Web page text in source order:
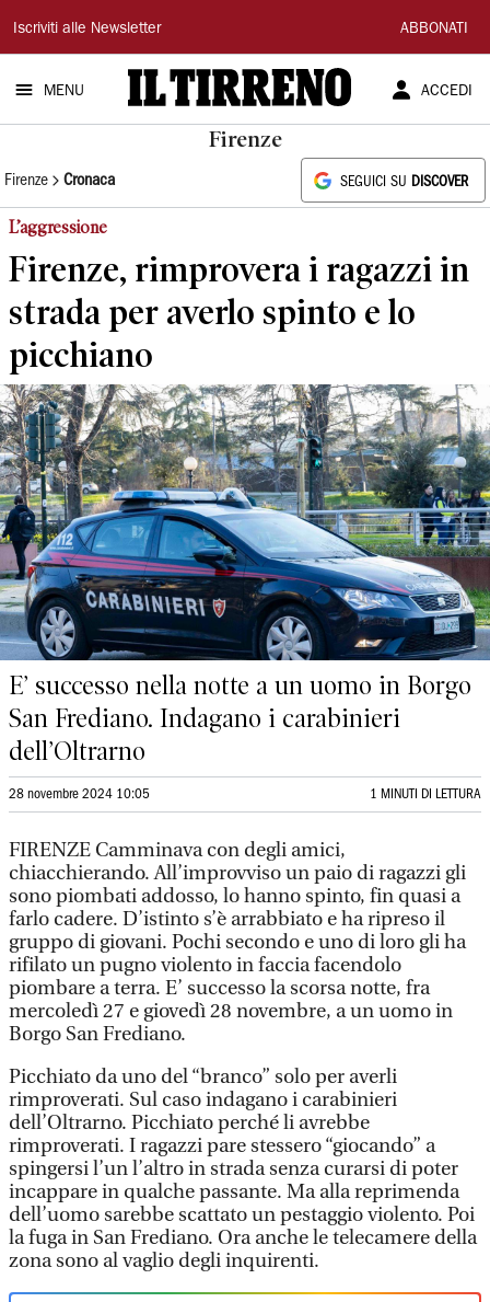
Il
Tirreno
Iscriviti alle Newsletter ABBONATI
MENU ACCEDI
Firenze
Firenze Cronaca SEGUICI SU DISCOVER
L’aggressione
Firenze, rimprovera i ragazzi in
strada per averlo spinto e lo
picchiano
E’ successo nella notte a un uomo in Borgo
San Frediano. Indagano i carabinieri
dell’Oltrarno
28 novembre 2024 10:05 1 MINUTI DI LETTURA
FIRENZE Camminava con degli amici,
chiacchierando. All’improvviso un paio di ragazzi gli
sono piombati addosso, lo hanno spinto, fin quasi a
farlo cadere. D’istinto s’è arrabbiato e ha ripreso il
gruppo di giovani. Pochi secondo e uno di loro gli ha
rifilato un pugno violento in faccia facendolo
piombare a terra. E’ successo la scorsa notte, fra
mercoledì 27 e giovedì 28 novembre, a un uomo in
Borgo San Frediano.
Picchiato da uno del “branco” solo per averli
rimproverati. Sul caso indagano i carabinieri
dell’Oltrarno. Picchiato perché li avrebbe
rimproverati. I ragazzi pare stessero “giocando” a
spingersi l’un l’altro in strada senza curarsi di poter
incappare in qualche passante. Ma alla reprimenda
dell’uomo sarebbe scattato un pestaggio violento. Poi
la fuga in San Frediano. Ora anche le telecamere della
zona sono al vaglio degli inquirenti.